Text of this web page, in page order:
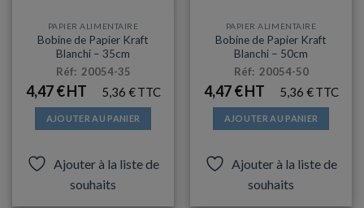
PAPIER ALIMENTAIRE
Bobine de Papier Kraft
Blanchi – 35cm
Réf: 20054-35
4,47€ 5,36 €
AJOUTER AU PANIER
Ajouter à la liste de
souhaits
PAPIER ALIMENTAIRE
Bobine de Papier Kraft
Blanchi – 50cm
Réf: 20054-50
4,47€ 5,36 €
AJOUTER AU PANIER
Ajouter à la liste de
souhaits